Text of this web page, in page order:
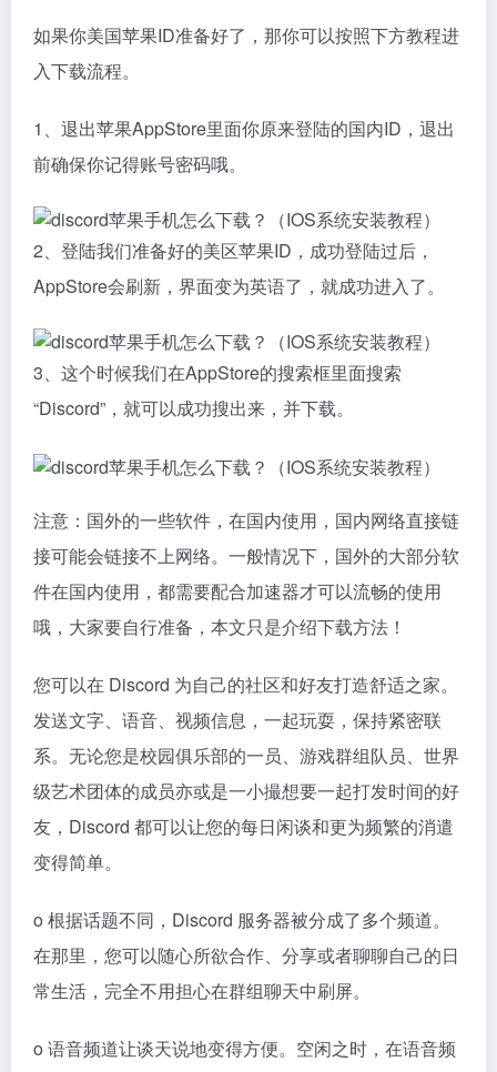
如果你美国苹果ID准备好了，那你可以按照下方教程进
入下载流程。
1、退出苹果AppStore里面你原来登陆的国内ID，退出
前确保你记得账号密码哦。
2、登陆我们准备好的美区苹果ID，成功登陆过后，
AppStore会刷新，界面变为英语了，就成功进入了。
3、这个时候我们在AppStore的搜索框里面搜索
“Discord”，就可以成功搜出来，并下载。
注意：国外的一些软件，在国内使用，国内网络直接链
接可能会链接不上网络。一般情况下，国外的大部分软
件在国内使用，都需要配合加速器才可以流畅的使用
哦，大家要自行准备，本文只是介绍下载方法！
您可以在 Discord 为自己的社区和好友打造舒适之家。
发送文字、语音、视频信息，一起玩耍，保持紧密联
系。无论您是校园俱乐部的一员、游戏群组队员、世界
级艺术团体的成员亦或是一小撮想要一起打发时间的好
友，Discord 都可以让您的每日闲谈和更为频繁的消遣
变得简单。
o 根据话题不同，Discord 服务器被分成了多个频道。
在那里，您可以随心所欲合作、分享或者聊聊自己的日
常生活，完全不用担心在群组聊天中刷屏。
o 语音频道让谈天说地变得方便。空闲之时，在语音频